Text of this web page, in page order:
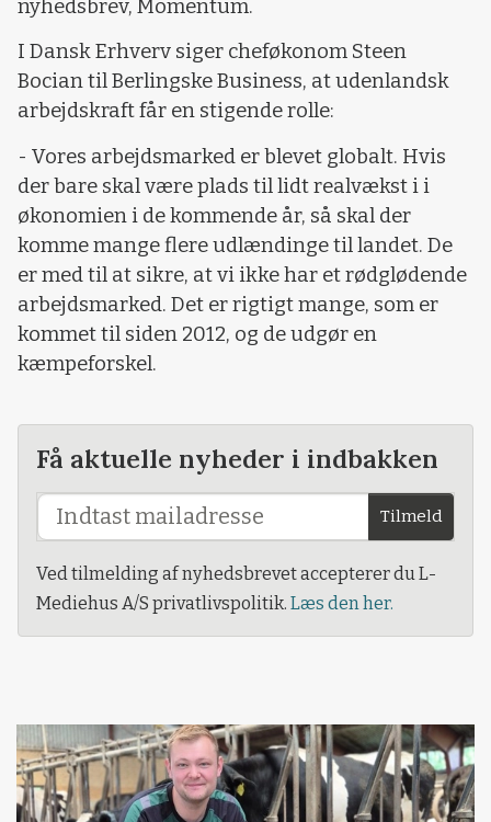
nyhedsbrev, Momentum.
I Dansk Erhverv siger cheføkonom Steen
Bocian til Berlingske Business, at udenlandsk
arbejdskraft får en stigende rolle:
- Vores arbejdsmarked er blevet globalt. Hvis
der bare skal være plads til lidt realvækst i i
økonomien i de kommende år, så skal der
komme mange flere udlændinge til landet. De
er med til at sikre, at vi ikke har et rødglødende
arbejdsmarked. Det er rigtigt mange, som er
kommet til siden 2012, og de udgør en
kæmpeforskel.
Få aktuelle nyheder i indbakken
Tilmeld
Ved tilmelding af nyhedsbrevet accepterer du L-
Mediehus A/S privatlivspolitik. Læs den her.